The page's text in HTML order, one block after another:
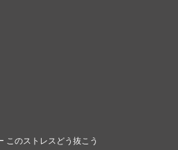
のストレスどう抜こう